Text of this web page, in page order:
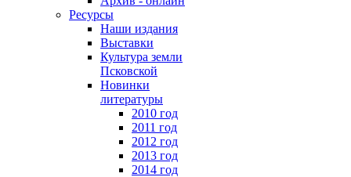
Ресурсы
Наши издания
Выставки
Культура земли
Псковской
Новинки
литературы
2010 год
2011 год
2012 год
2013 год
2014 год